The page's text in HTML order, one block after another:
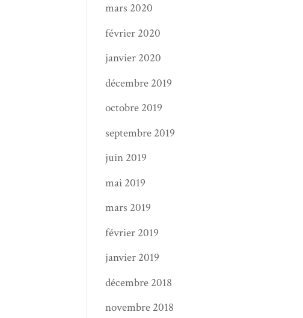
mars 2020
février 2020
janvier 2020
décembre 2019
octobre 2019
septembre 2019
juin 2019
mai 2019
mars 2019
février 2019
janvier 2019
décembre 2018
novembre 2018